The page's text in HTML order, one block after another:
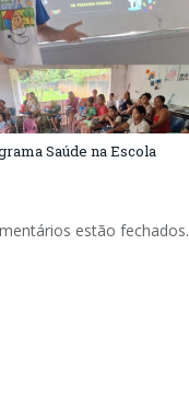
Saúde na Escola
estão fechados.